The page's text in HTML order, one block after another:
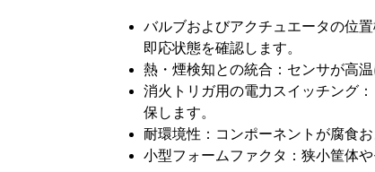
バルブおよびアクチュエータの位
即応状態を確認します。
熱・煙検知との統合：センサが高温
消火トリガ用の電力スイッチング
保します。
耐環境性：コンポーネントが腐食
小型フォームファクタ：狭小筐体